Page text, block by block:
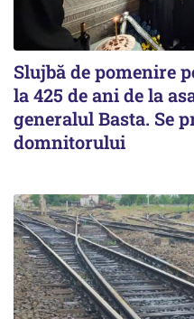
Slujbă de pomenire
la 425 de ani de la
generalul Basta. Se
domnitorului